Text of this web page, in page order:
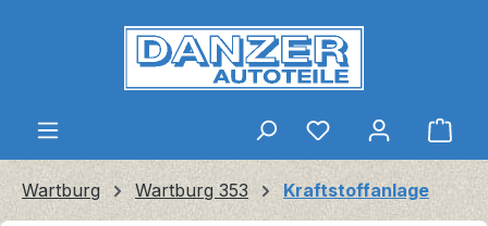
Zum Hauptinhalt springen
Wartburg Wartburg 353 Kraftstoffanlage